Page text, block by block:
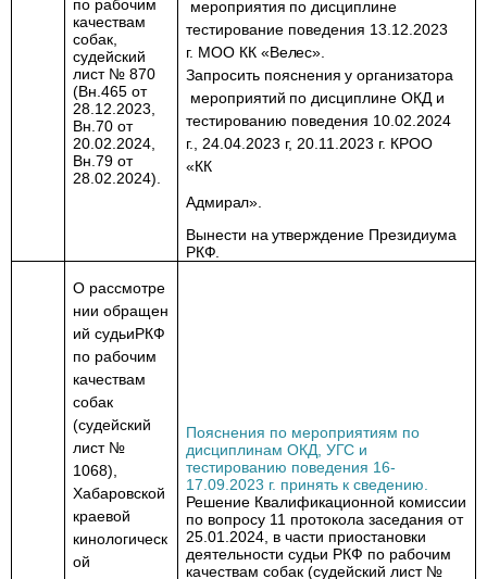
по рабочим
качествам
собак,
судейский
лист № 870
(Вн.465 от
28.12.2023,
Вн.70 от
20.02.2024,
Вн.79 от
28.02.2024).
мероприятия по дисциплине
тестирование поведения 13.12.2023
г. МОО КК «Велес».
Запросить пояснения у организатора
мероприятий по дисциплине ОКД и
тестированию поведения 10.02.2024
г., 24.04.2023 г, 20.11.2023 г. КРОО
«КК
Адмирал».
Вынести на утверждение Президиума
РКФ.
О рассмотре
нии обращен
ий судьиРКФ
по рабочим
качествам
собак
(судейский
лист №
1068),
Хабаровской
краевой
кинологическ
ой
Пояснения по мероприятиям по
дисциплинам ОКД, УГС и
тестированию поведения 16-
17.09.2023 г. принять к сведению.
Решение Квалификационной комиссии
по вопросу 11 протокола заседания от
25.01.2024, в части приостановки
деятельности судьи РКФ по рабочим
качествам собак (судейский лист №